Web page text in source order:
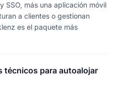
SSO, más una aplicación móvil
a clientes o gestionan
es el paquete más
técnicos para autoalojar